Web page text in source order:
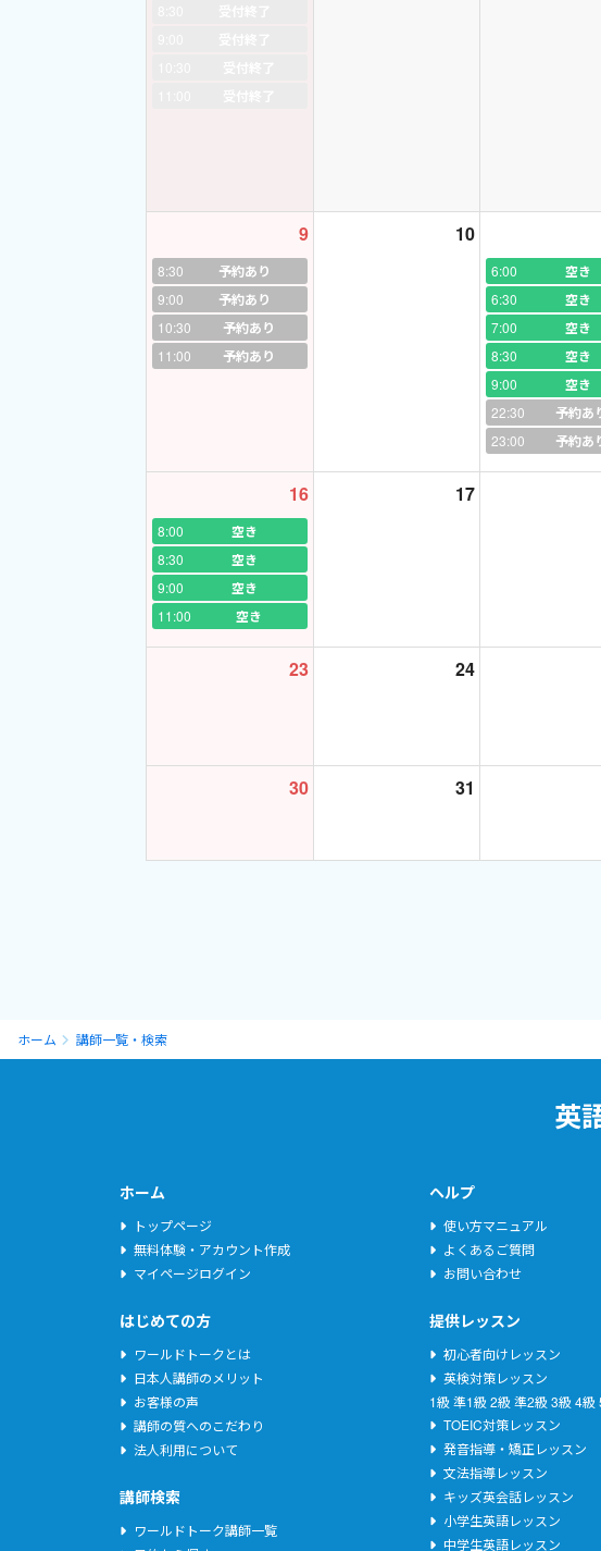
語学学校スタッフ、観光業オペレ
外資系企業秘書、海外営業・貿易
バンクーバーへの留学相談＆手配
★カナダへのご旅行、語学留学に
♡心に残るエピソード♡
二つのパート仕事を掛け持ちで生
イギリスへの１人旅、そして「ア
け、一緒に準備をして、とうとう
した。「恥ずかしいけど、ハイド
かったです。それから彼女はまた
9
8:30 予約あり
9:00 予約あり
10:30 予約あり
11:00 予約あり
10
6:00 空き
6:30 空き
7:00 空き
8:30 空き
9:00 空き
22:30 予約あ
23:00 予約あ
16
8:00 空き
8:30 空き
9:00 空き
11:00 空き
17
23 24
30 31
ホーム 講師一覧・検索
英
ホーム
トップページ
無料体験・アカウント作成
マイページログイン
はじめての方
ワールドトークとは
日本人講師のメリット
お客様の声
講師の質へのこだわり
法人利用について
講師検索
ワールドトーク講師一覧
ヘルプ
使い方マニュアル
よくあるご質問
お問い合わせ
提供レッスン
初心者向けレッスン
英検対策レッスン
1級 準1級 2級 準2級 3級 4級
TOEIC対策レッスン
発音指導・矯正レッスン
文法指導レッスン
キッズ英会話レッスン
小学生英語レッスン
中学生英語レッスン